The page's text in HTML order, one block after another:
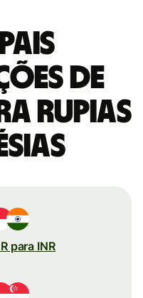
de
Rupias
para INR